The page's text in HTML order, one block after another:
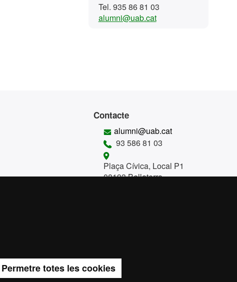
Permetre totes les cookies
Tel. 935 86 81 03
alumni@uab.cat
Contacte
alumni@uab.cat
93 586 81 03
Plaça Cívica, Local P1
08193 Bellaterra
convenir)